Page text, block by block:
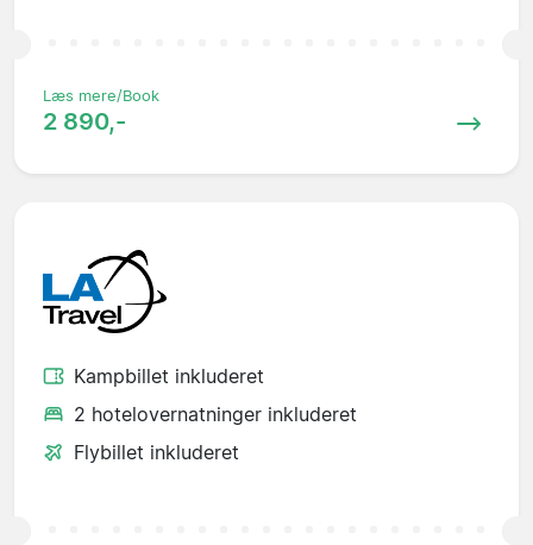
Læs mere/Book
2 890,-
Kampbillet inkluderet
2 hotelovernatninger inkluderet
Flybillet inkluderet